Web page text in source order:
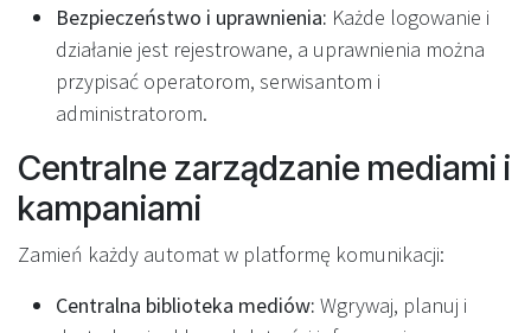
Bezpieczeństwo i uprawnienia: Każde logowanie i
działanie jest rejestrowane, a uprawnienia można
przypisać operatorom, serwisantom i
administratorom.
Centralne zarządzanie mediami i
kampaniami
Zamień każdy automat w platformę komunikacji:
Centralna biblioteka mediów: Wgrywaj, planuj i